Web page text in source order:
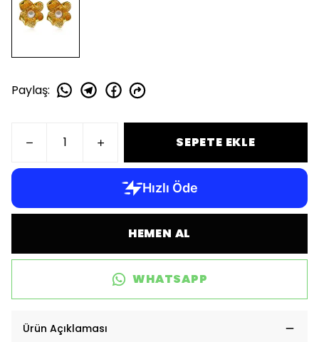
Paylaş:
SEPETE EKLE
HEMEN AL
WHATSAPP
Ürün Açıklaması